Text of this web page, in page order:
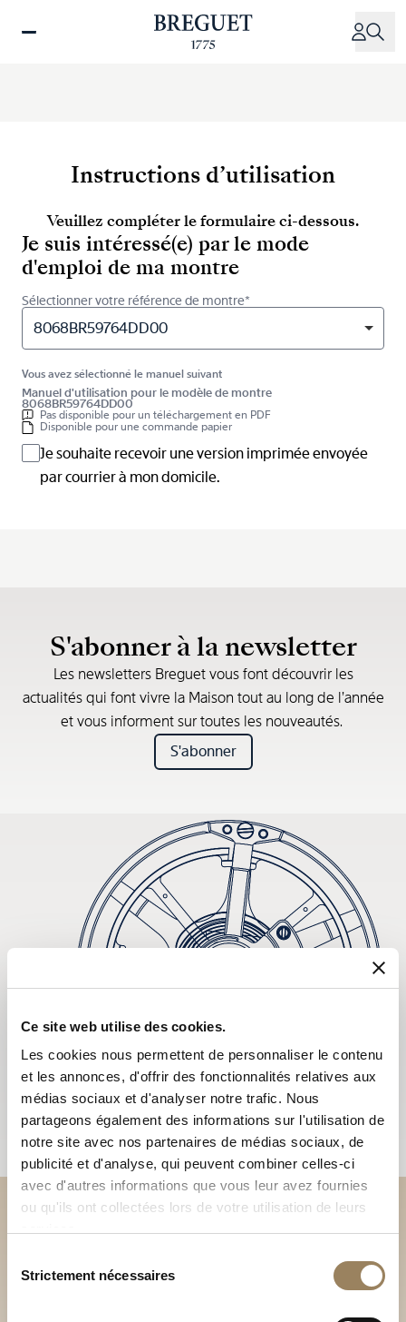
Ce site web utilise des cookies.
Les cookies nous permettent de personnaliser le contenu
et les annonces, d'offrir des fonctionnalités relatives aux
médias sociaux et d'analyser notre trafic. Nous
partageons également des informations sur l'utilisation de
notre site avec nos partenaires de médias sociaux, de
publicité et d'analyse, qui peuvent combiner celles-ci
avec d'autres informations que vous leur avez fournies
ou qu'ils ont collectées lors de votre utilisation de leurs
duStrictement nécessaires
Instructions d’utilisation
Veuillez compléter le formulaire ci-dessous.
Je suis intéressé(e) par le mode
d'emploi de ma montre
Sélectionner votre référence de montre*
8068BR59764DD00
Vous avez sélectionné le manuel suivant
Manuel d'utilisation pour le modèle de montre
8068BR59764DD00
Pas disponible pour un téléchargement en PDF
Disponible pour une commande papier
Je souhaite recevoir une version imprimée envoyée
par courrier à mon domicile.
S'abonner à la newsletter
Les newsletters Breguet vous font découvrir les
actualités qui font vivre la Maison tout au long de l’année
et vous informent sur toutes les nouveautés.
S'abonner
Découvrez nos collections
en Boutique